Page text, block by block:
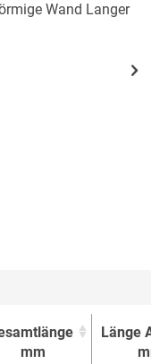
Wand Langer
mm
Länge